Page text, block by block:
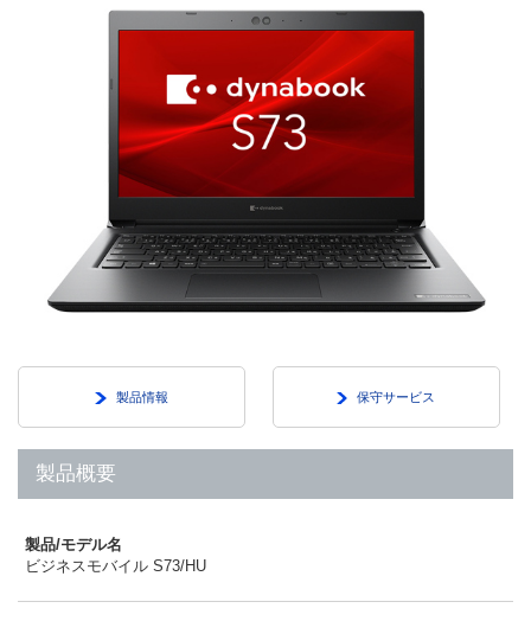
製品情報 保守サービス
製品概要
製品/モデル名
ビジネスモバイル S73/HU